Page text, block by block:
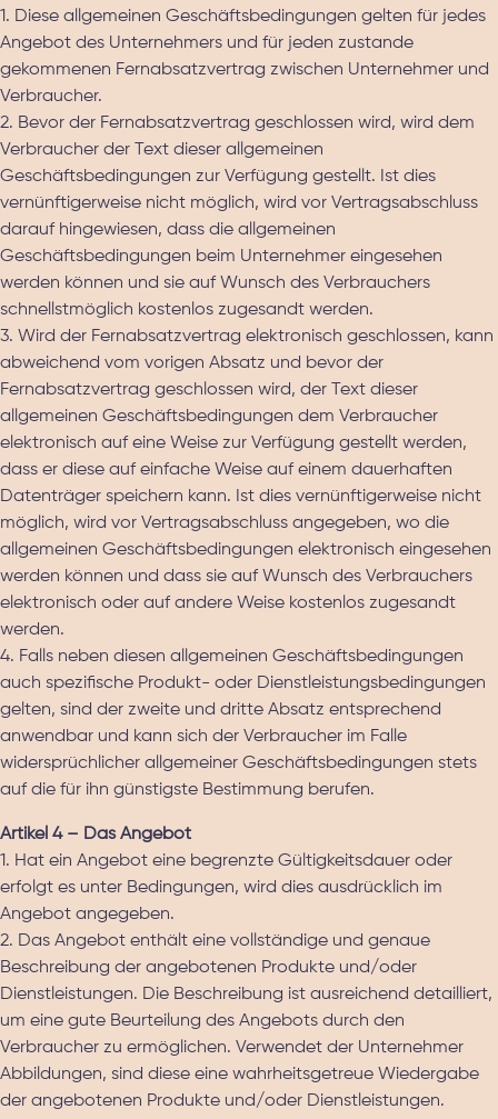
1. Diese allgemeinen Geschäftsbedingungen gelten für jedes
Angebot des Unternehmers und für jeden zustande
gekommenen Fernabsatzvertrag zwischen Unternehmer und
Verbraucher.
2. Bevor der Fernabsatzvertrag geschlossen wird, wird dem
Verbraucher der Text dieser allgemeinen
Geschäftsbedingungen zur Verfügung gestellt. Ist dies
vernünftigerweise nicht möglich, wird vor Vertragsabschluss
darauf hingewiesen, dass die allgemeinen
Geschäftsbedingungen beim Unternehmer eingesehen
werden können und sie auf Wunsch des Verbrauchers
schnellstmöglich kostenlos zugesandt werden.
3. Wird der Fernabsatzvertrag elektronisch geschlossen, kann
abweichend vom vorigen Absatz und bevor der
Fernabsatzvertrag geschlossen wird, der Text dieser
allgemeinen Geschäftsbedingungen dem Verbraucher
elektronisch auf eine Weise zur Verfügung gestellt werden,
dass er diese auf einfache Weise auf einem dauerhaften
Datenträger speichern kann. Ist dies vernünftigerweise nicht
möglich, wird vor Vertragsabschluss angegeben, wo die
allgemeinen Geschäftsbedingungen elektronisch eingesehen
werden können und dass sie auf Wunsch des Verbrauchers
elektronisch oder auf andere Weise kostenlos zugesandt
werden.
4. Falls neben diesen allgemeinen Geschäftsbedingungen
auch spezifische Produkt- oder Dienstleistungsbedingungen
gelten, sind der zweite und dritte Absatz entsprechend
anwendbar und kann sich der Verbraucher im Falle
widersprüchlicher allgemeiner Geschäftsbedingungen stets
auf die für ihn günstigste Bestimmung berufen.
Artikel 4 – Das Angebot
1. Hat ein Angebot eine begrenzte Gültigkeitsdauer oder
erfolgt es unter Bedingungen, wird dies ausdrücklich im
Angebot angegeben.
2. Das Angebot enthält eine vollständige und genaue
Beschreibung der angebotenen Produkte und/oder
Dienstleistungen. Die Beschreibung ist ausreichend detailliert,
um eine gute Beurteilung des Angebots durch den
Verbraucher zu ermöglichen. Verwendet der Unternehmer
Abbildungen, sind diese eine wahrheitsgetreue Wiedergabe
der angebotenen Produkte und/oder Dienstleistungen.